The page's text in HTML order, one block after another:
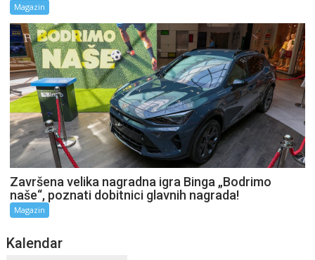
Magazin
Završena velika nagradna igra Binga „Bodrimo
naše“, poznati dobitnici glavnih nagrada!
Magazin
Kalendar